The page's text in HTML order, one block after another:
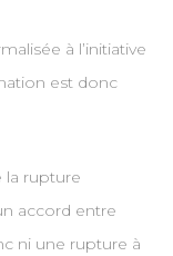
à l’initiative
est donc
la rupture
accord entre
ni une rupture à